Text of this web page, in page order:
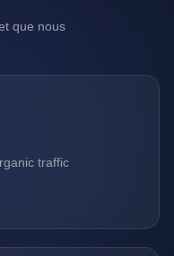
que nous
traffic